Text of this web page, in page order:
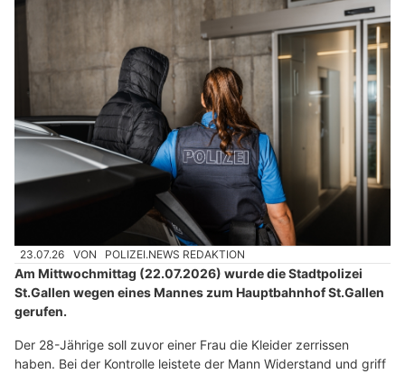
23.07.26 VON POLIZEI.NEWS REDAKTION
Am Mittwochmittag (22.07.2026) wurde die Stadtpolizei
St.Gallen wegen eines Mannes zum Hauptbahnhof St.Gallen
gerufen.
Der 28-Jährige soll zuvor einer Frau die Kleider zerrissen
haben. Bei der Kontrolle leistete der Mann Widerstand und griff